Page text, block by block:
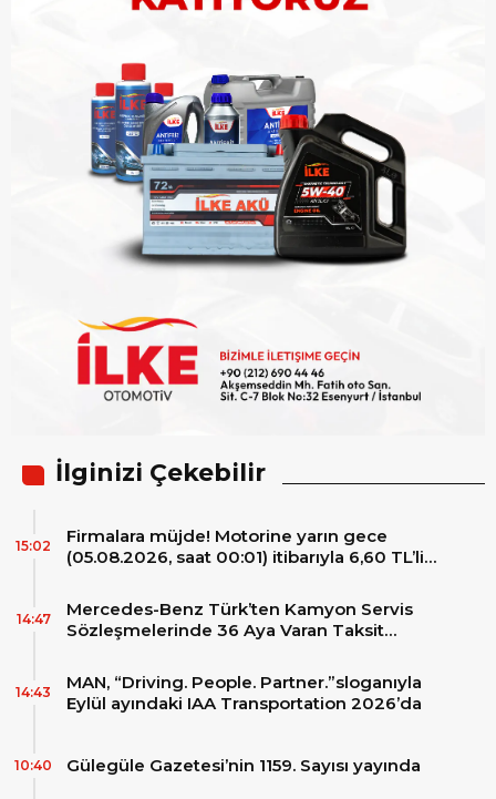
İlginizi Çekebilir
Firmalara müjde! Motorine yarın gece
(05.08.2026, saat 00:01) itibarıyla 6,60 TL’lik
15:02
Mercedes-Benz Türk’ten Kamyon Servis
Sözleşmelerinde 36 Aya Varan Taksit
14:47
MAN, “Driving. People. Partner.”sloganıyla
Eylül ayındaki IAA Transportation 2026’da
14:43
Gülegüle Gazetesi’nin 1159. Sayısı yayında
10:40